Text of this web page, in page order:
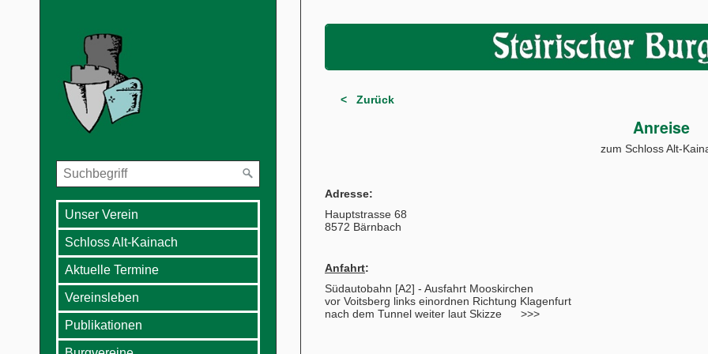
Unser Verein
Schloss Alt-Kainach
Aktuelle Termine
Vereinsleben
Publikationen
< Zurück
Anreise
zum Schloss Alt-
Adresse:
Hauptstrasse 68
8572 Bärnbach
Anfahrt:
Südautobahn [A2] - Ausfahrt Mooskirchen
vor Voitsberg links einordnen Richtung Klagenfurt
nach dem Tunnel weiter laut Skizze >>>